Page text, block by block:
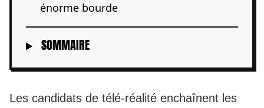
énorme bourde
SOMMAIRE
Les candidats de télé-réalité enchaînent les